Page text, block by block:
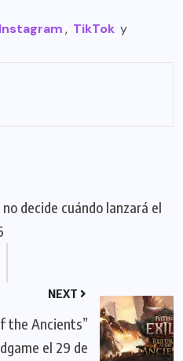
Instagram, TikTok y
decide cuándo lanzará el
NEXT
the Ancients”
el 29 de